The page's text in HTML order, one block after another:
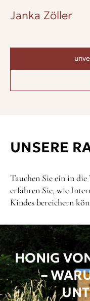
Janka Zöller
UNSERE
Tauchen Sie ein in
erfahren Sie, wie
Kindes bereichern
HONIG
–